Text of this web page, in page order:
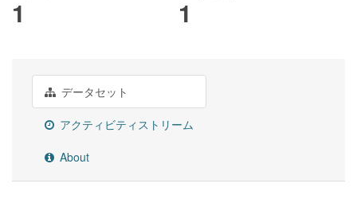
1 1
データセット
アクティビティストリーム
About